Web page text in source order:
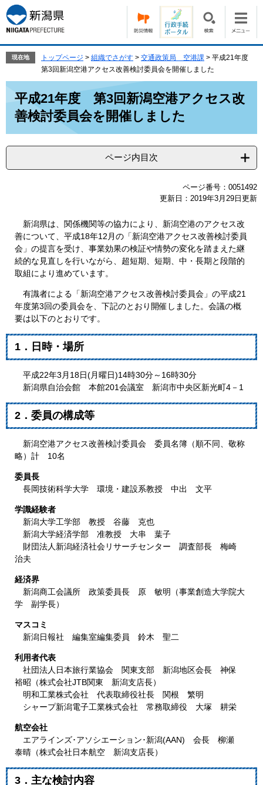
ー
ジ
の
で
す。
ニ
ュ
ー
ば
現在地 トップページ > 組織でさがす > 交通政策局 空港課 > 平成21年度
第3回新潟空港アクセス改善検討委員会を開催しました
平成21年度 第3回新潟空港アクセス改
善検討委員会を開催しました
ページ内目次
ページ番号：0051492
更新日：2019年3月29日更新
新潟県は、関係機関等の協力により、新潟空港のアクセス改
善について、平成18年12月の「新潟空港アクセス改善検討委員
会」の提言を受け、事業効果の検証や情勢の変化を踏まえた継
続的な見直しを行いながら、超短期、短期、中・長期と段階的
取組により進めています。
有識者による「新潟空港アクセス改善検討委員会」の平成21
年度第3回の委員会を、下記のとおり開催しました。会議の概
要は以下のとおりです。
1．日時・場所
平成22年3月18日(月曜日)14時30分～16時30分
新潟県自治会館 本館201会議室 新潟市中央区新光町4－1
2．委員の構成等
新潟空港アクセス改善検討委員会 委員名簿（順不同、敬称
略）計 10名
委員長
長岡技術科学大学 環境・建設系教授 中出 文平
学識経験者
新潟大学工学部 教授 谷藤 克也
新潟大学経済学部 准教授 大串 葉子
財団法人新潟経済社会リサーチセンター 調査部長 梅崎
治夫
経済界
新潟商工会議所 政策委員長 原 敏明（事業創造大学院大
学 副学長）
マスコミ
新潟日報社 編集室編集委員 鈴木 聖二
利用者代表
社団法人日本旅行業協会 関東支部 新潟地区会長 神保
裕昭（株式会社JTB関東 新潟支店長）
明和工業株式会社 代表取締役社長 関根 繁明
シャープ新潟電子工業株式会社 常務取締役 大塚 耕栄
航空会社
エアラインズ･アソシエーション･新潟(AAN) 会長 柳瀬
泰晴（株式会社日本航空 新潟支店長）
3．主な検討内容